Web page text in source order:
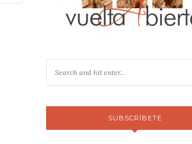
SUBSCRÍBETE